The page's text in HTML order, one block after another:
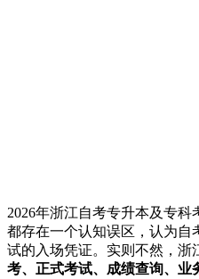
2026年浙江自考专升本及专
都存在一个认知误区，认为自
试的入场凭证。实则不然，浙
考、正式考试、成绩查询、业